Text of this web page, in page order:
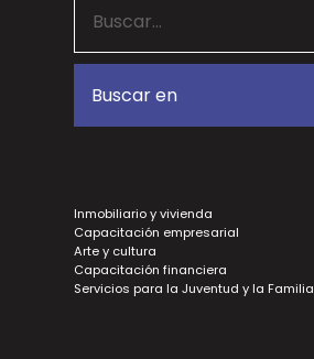
Inmobiliario y vivienda
Capacitación empresarial
Arte y cultura
Capacitación financiera
Servicios para la Juventud y la Familia